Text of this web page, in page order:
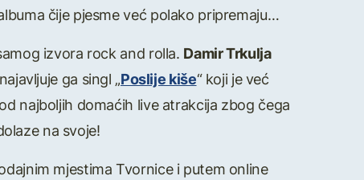
čije pjesme već polako pripremaju…
izvora rock and rolla. Damir Trkulja
ga singl „Poslije kiše“ koji je već
najboljih domaćih live atrakcija zbog čega
na svoje!
mjestima Tvornice i putem online